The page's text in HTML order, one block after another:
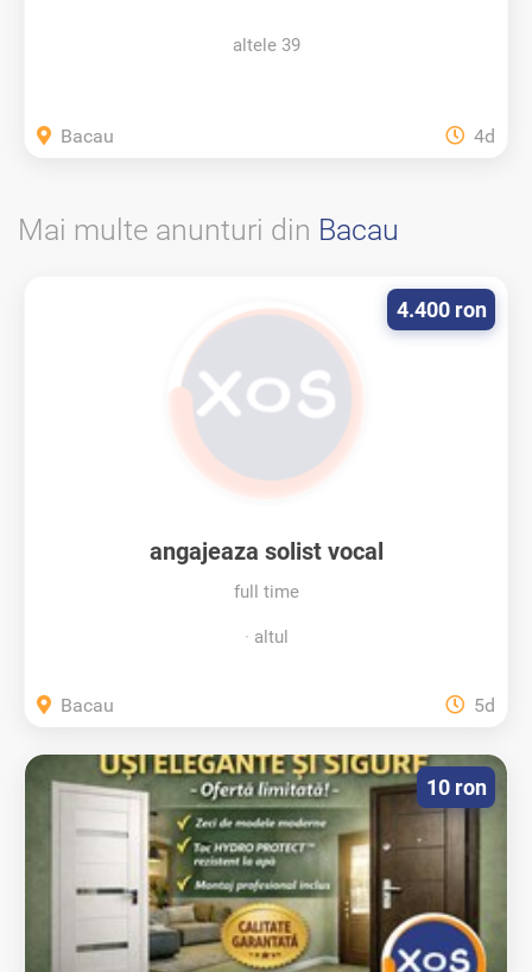
altele 39
Bacau 4d
Mai multe anunturi din Bacau
angajeaza solist vocal
full time
altul
4.400 ron
Bacau 5d
10 ron